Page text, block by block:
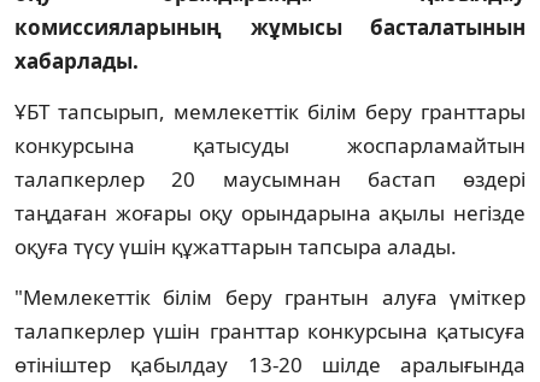
комиссияларының жұмысы басталатынын
хабарлады.
ҰБТ тапсырып, мемлекеттік білім беру гранттары
конкурсына қатысуды жоспарламайтын
талапкерлер 20 маусымнан бастап өздері
таңдаған жоғары оқу орындарына ақылы негізде
оқуға түсу үшін құжаттарын тапсыра алады.
"Мемлекеттік білім беру грантын алуға үміткер
талапкерлер үшін гранттар конкурсына қатысуға
өтініштер қабылдау 13-20 шілде аралығында